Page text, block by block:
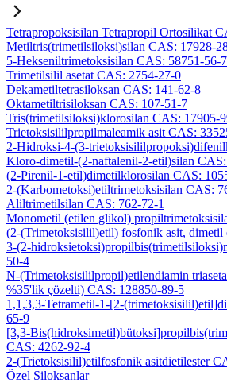
Tetrapropoksisilan Tetrapropil Ortosilikat
Metiltris(trimetilsiloksi)silan CAS: 17928-
5-Hekseniltrimetoksisilan CAS: 58751-56-7
Trimetilsilil asetat CAS: 2754-27-0
Dekametiltetrasiloksan CAS: 141-62-8
Oktametiltrisiloksan CAS: 107-51-7
Tris(trimetilsiloksi)klorosilan CAS: 17905-
Trietoksisililpropilmaleamik asit CAS:
2-Hidroksi-4-(3-
Kloro-dimetil-(2-naftalenil-2-etil)silan
(2-Pirenil-1-etil)dimetilklorosilan CAS:
2-(Karbometoksi)etiltrimetoksisilan CAS:
Aliltrimetilsilan CAS: 762-72-1
Monometil (etilen glikol)
(2-(Trimetoksisilil)etil) fosfonik asit, dimetil
3-(2-
50-4
N-(Trimetoksisililpropil)etilendiamin
%35'lik çözelti) CAS: 128850-89-5
1,1,3,3-Tetrametil-1-[2-
65-9
[3,3-
CAS: 4262-92-4
2-(Trietoksisilil)etilfosfonik asitdietilester
Özel Siloksanlar